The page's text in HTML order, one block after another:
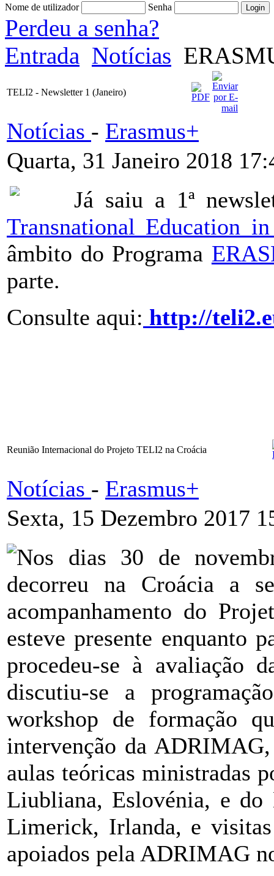
Nome de utilizador Senha
Perdeu a senha?
Entrada Notícias
TELI2 - Newsletter 1 (Janeiro)
Notícias - Erasmus+
Quarta, 31 Janeiro 2018
Já saiu a 1ª
Transnational Education
âmbito do Programa
parte.
Consulte aqui: http://
Reunião Internacional do Projeto TELI2 na Croácia
Notícias - Erasmus+
Sexta, 15 Dezembro 2017
Nos dias 30 de
decorreu na Croácia a
acompanhamento do
esteve presente enquanto
procedeu-se à avaliação
discutiu-se a
workshop de formação
intervenção da
aulas teóricas ministradas
Liubliana, Eslovénia, e
Limerick, Irlanda, e
apoiados pela ADRIMAG